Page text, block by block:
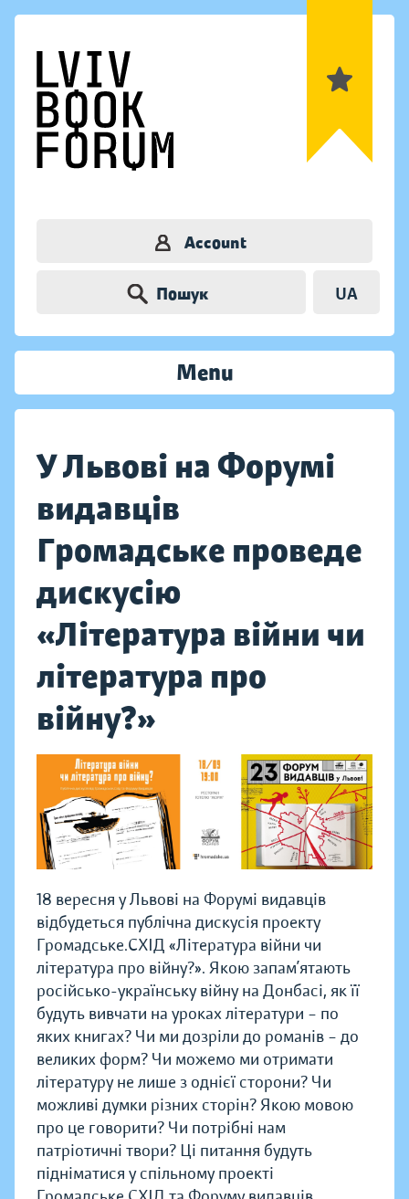
Account
Пошук UA
Menu
У Львові на Форумі
видавців
Громадське проведе
дискусію
«Література війни чи
література про
війну?»
18 вересня у Львові на Форумі видавців
відбудеться публічна дискусія проекту
Громадське.СХІД «Література війни чи
література про війну?». Якою запам’ятають
російсько-українську війну на Донбасі, як її
будуть вивчати на уроках літератури – по
яких книгах? Чи ми дозріли до романів – до
великих форм? Чи можемо ми отримати
літературу не лише з однієї сторони? Чи
можливі думки різних сторін? Якою мовою
про це говорити? Чи потрібні нам
патріотичні твори? Ці питання будуть
підніматися у спільному проекті